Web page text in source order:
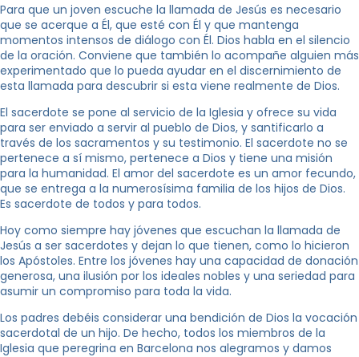
Para que un joven escuche la llamada de Jesús es necesario
que se acerque a Él, que esté con Él y que mantenga
momentos intensos de diálogo con Él. Dios habla en el silencio
de la oración. Conviene que también lo acompañe alguien más
experimentado que lo pueda ayudar en el discernimiento de
esta llamada para descubrir si esta viene realmente de Dios.
El sacerdote se pone al servicio de la Iglesia y ofrece su vida
para ser enviado a servir al pueblo de Dios, y santificarlo a
través de los sacramentos y su testimonio. El sacerdote no se
pertenece a sí mismo, pertenece a Dios y tiene una misión
para la humanidad. El amor del sacerdote es un amor fecundo,
que se entrega a la numerosísima familia de los hijos de Dios.
Es sacerdote de todos y para todos.
Hoy como siempre hay jóvenes que escuchan la llamada de
Jesús a ser sacerdotes y dejan lo que tienen, como lo hicieron
los Apóstoles. Entre los jóvenes hay una capacidad de donación
generosa, una ilusión por los ideales nobles y una seriedad para
asumir un compromiso para toda la vida.
Los padres debéis considerar una bendición de Dios la vocación
sacerdotal de un hijo. De hecho, todos los miembros de la
Iglesia que peregrina en Barcelona nos alegramos y damos